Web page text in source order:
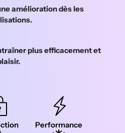
amélioration dès les
plus efficacement et
Performance